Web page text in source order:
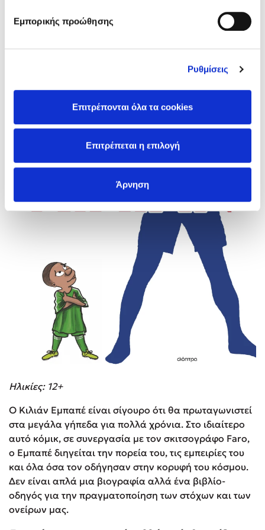
Εμπορικής προώθησης
Ρυθμίσεις
Επιτρέπονται όλα τα cookies
Επιτρέπεται η επιλογή
Άρνηση
Ηλικίες: 12+
Ο Κιλιάν Εμπαπέ είναι σίγουρο ότι θα πρωταγωνιστεί
στα μεγάλα γήπεδα για πολλά χρόνια. Στο ιδιαίτερο
αυτό κόμικ, σε συνεργασία με τον σκιτσογράφο Faro,
ο Εμπαπέ διηγείται την πορεία του, τις εμπειρίες του
και όλα όσα τον οδήγησαν στην κορυφή του κόσμου.
Δεν είναι απλά μια βιογραφία αλλά ένα βιβλίο-
οδηγός για την πραγματοποίηση των στόχων και των
ονείρων μας.